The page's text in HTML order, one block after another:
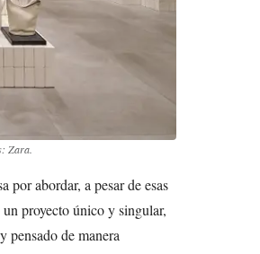
Zara.
por abordar, a pesar de esas
proyecto único y singular,
pensado de manera